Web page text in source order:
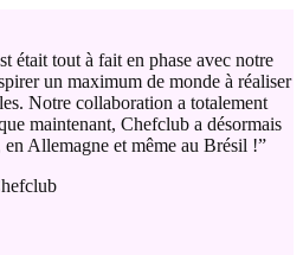
était tout à fait en phase avec notre
un maximum de monde à réaliser
Notre collaboration a totalement
maintenant, Chefclub a désormais
Allemagne et même au Brésil !”